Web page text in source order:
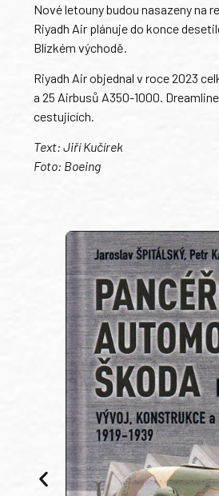
Nové letouny budou nasazeny na
Riyadh Air plánuje do konce
Blízkém východě.
Riyadh Air objednal v roce 2023
a 25 Airbusů A350-1000.
cestujících.
Text: Jiří Kučírek
Foto: Boeing